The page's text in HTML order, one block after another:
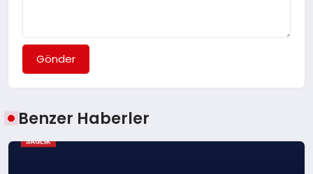
Gönder
Benzer Haberler